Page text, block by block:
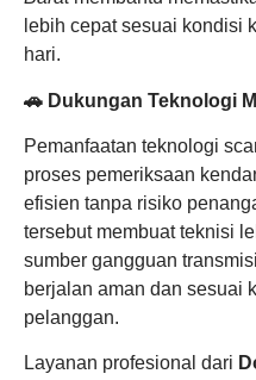
lebih cepat sesuai kondisi
hari.
🚗 Dukungan Teknologi
Pemanfaatan teknologi
proses pemeriksaan
efisien tanpa risiko
tersebut membuat teknisi
sumber gangguan
berjalan aman dan sesuai
pelanggan.
Layanan profesional dari